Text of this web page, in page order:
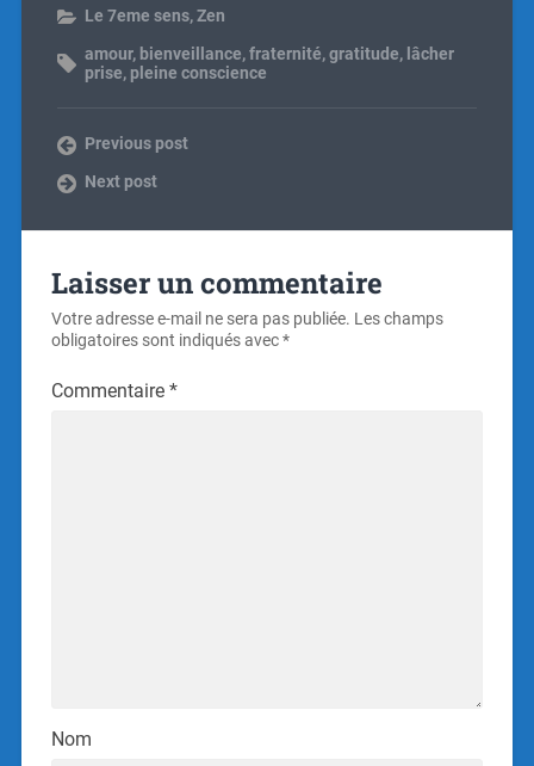
Le 7eme sens,Zen
amour, bienveillance,fraternité,gratitude, lâcher
prise, pleine conscience
Previous post
Next post
Laisser un commentaire
Votre adresse e-mail ne sera pas publiée. Les champs
obligatoires sont indiqués avec*
Commentaire *
Nom